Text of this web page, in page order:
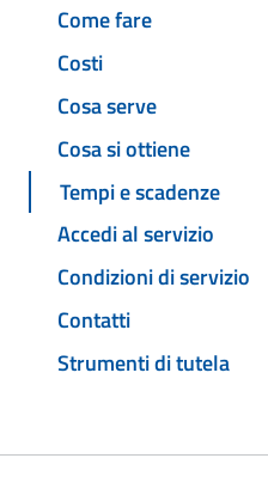
Come fare
Costi
Cosa serve
Cosa si ottiene
Tempi e scadenze
Accedi al servizio
Condizioni di servizio
Contatti
Strumenti di tutela